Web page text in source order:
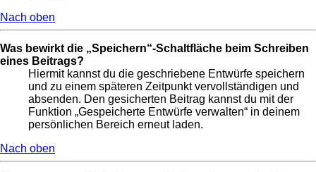
Nach oben
Was bewirkt die „Speichern“-Schaltfläche beim Schreiben
eines Beitrags?
Hiermit kannst du die geschriebene Entwürfe speichern
und zu einem späteren Zeitpunkt vervollständigen und
absenden. Den gesicherten Beitrag kannst du mit der
Funktion „Gespeicherte Entwürfe verwalten“ in deinem
persönlichen Bereich erneut laden.
Nach oben